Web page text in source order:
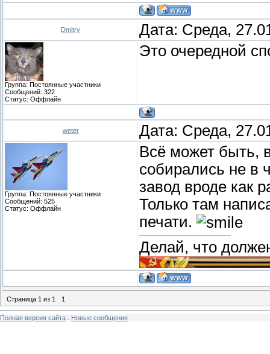
Dmitry Дата: Среда,
Группа: Постоянные участники
Сообщений: 322
Статус: Оффлайн
Это очередной
weter Дата: Среда,
Группа: Постоянные участники
Сообщений: 525
Статус: Оффлайн
Всё может быть,
собирались не в
завод вроде как
Только там
печати.
Делай, что
Страница 1 из 1 1
Полная версия сайта Новые сообщения